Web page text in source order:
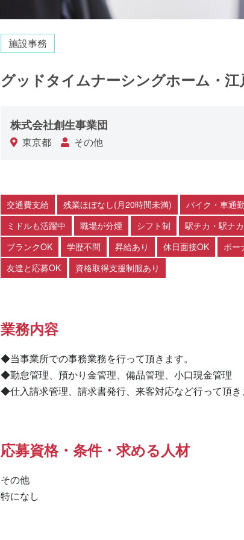
施設事務
グッドタイムナーシングホーム・
株式会社創生事業団
東京都 その他
交通費支給 残業ほぼなし(月20時間未満)
バイク・車通
ミドルも活躍中
職場が分煙 シフト制
駅チカ・駅ナカ
ブランクOK
学歴不問 昇給あり 休日面接OK
ボー
友達と応募OK
資格取得支援制服あり
業務内容
◆当事業所での事務業務を行って頂きます。
◆勤怠管理、預かり金管理、備品管理、小口現金管理
◆仕入請求管理、請求書発行、来客対応など行って頂
応募資格・条件・求める人材
その他
特になし